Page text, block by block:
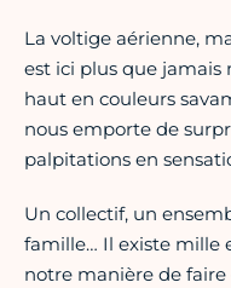
La voltige aérienne,
est ici plus que jamais
haut en couleurs
nous emporte de
palpitations en
Un collectif, un
famille… Il existe mille
notre manière de